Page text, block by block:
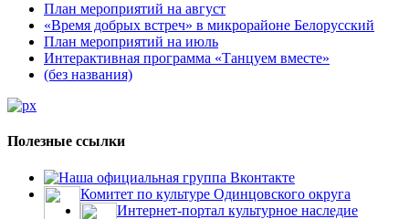
План мероприятий на август
«Время добрых встреч» в микрорайоне Белорусский
План мероприятий на июль
Интерактивная программа «Танцуем вместе»
(без названия)
Полезные ссылки
Наша официальная группа Вконтакте
Комитет по культуре Одинцовского округа
Интернет-портал культурное наследие